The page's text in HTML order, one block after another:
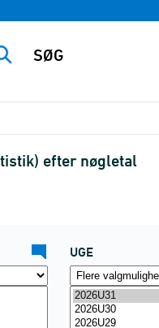
efter nøgletal
UGE